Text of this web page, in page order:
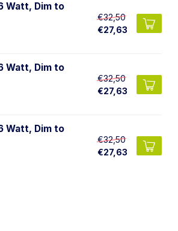
Watt, Dim to
€32,50
€27,63
Watt, Dim to
€32,50
€27,63
Watt, Dim to
€32,50
€27,63